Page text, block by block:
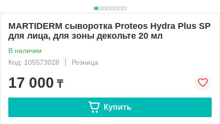
MARTIDERM сыворотка Proteos Hydra Plus SP
для лица, для зоны декольте 20 мл
В наличии
Код: 105573028
Розница
17 000 ₸
Купить